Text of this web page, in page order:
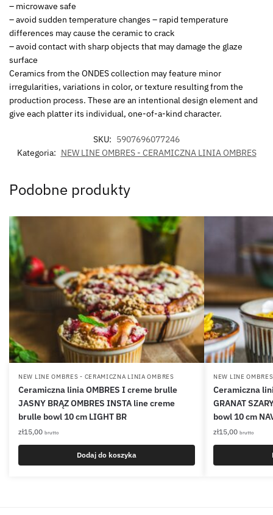
– microwave safe
– avoid sudden temperature changes – rapid temperature
differences may cause the ceramic to crack
– avoid contact with sharp objects that may damage the glaze
surface
Ceramics from the ONDES collection may feature minor
irregularities, variations in color, or texture resulting from the
production process. These are an intentional design element and
give each platter its individual, one-of-a-kind character.
SKU: 5907696077246
Kategoria: NEW LINE OMBRES - CERAMICZNA LINIA OMBRES
Podobne produkty
NEW LINE OMBRES - CERAMICZNA LINIA OMBRES
Ceramiczna linia OMBRES I creme brulle
JASNY BRĄZ OMBRES INSTA line creme
brulle bowl 10 cm LIGHT BR
zł15,00 brutto
Dodaj do koszyka
NEW LINE
Ceramiczna
GRANAT
bowl 10 cm
zł15,00 brutto